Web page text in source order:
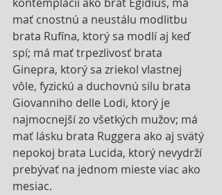
mať cnostnú a neustálu modlitbu
brata Rufína, ktorý sa modlí aj keď
spí; má mať trpezlivosť brata
Ginepra, ktorý sa zriekol vlastnej
vôle, fyzickú a duchovnú silu brata
Giovanniho delle Lodi, ktorý je
najmocnejší zo všetkých mužov; má
mať lásku brata Ruggera ako aj svätý
nepokoj brata Lucida, ktorý nevydrží
prebývať na jednom mieste viac ako
mesiac.